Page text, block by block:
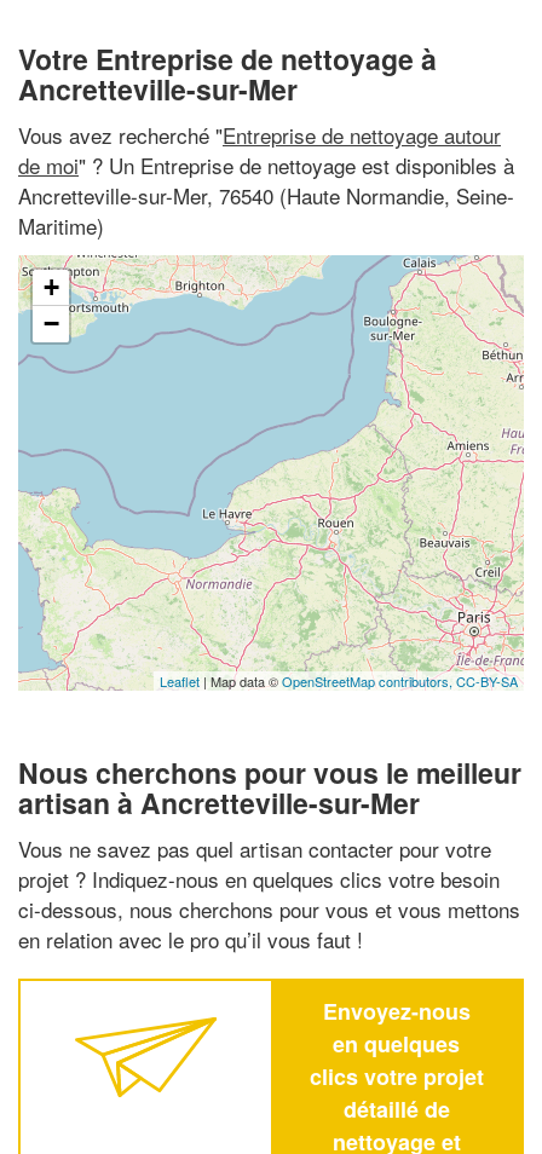
Votre Entreprise de nettoyage à
Ancretteville-sur-Mer
Vous avez recherché "Entreprise de nettoyage autour
de moi" ? Un Entreprise de nettoyage est disponibles à
Ancretteville-sur-Mer, 76540 (Haute Normandie, Seine-
Maritime)
+
−
Leaflet | Map data ©OpenStreetMap contributors, CC-BY-SA
Nous cherchons pour vous le meilleur
artisan à Ancretteville-sur-Mer
Vous ne savez pas quel artisan contacter pour votre
projet ? Indiquez-nous en quelques clics votre besoin
ci-dessous, nous cherchons pour vous et vous mettons
en relation avec le pro qu’il vous faut !
Envoyez-nous
en quelques
clics votre projet
détaillé de
nettoyage et